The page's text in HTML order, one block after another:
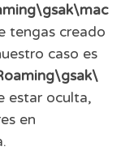
tengas creado
caso es
estar oculta,
en